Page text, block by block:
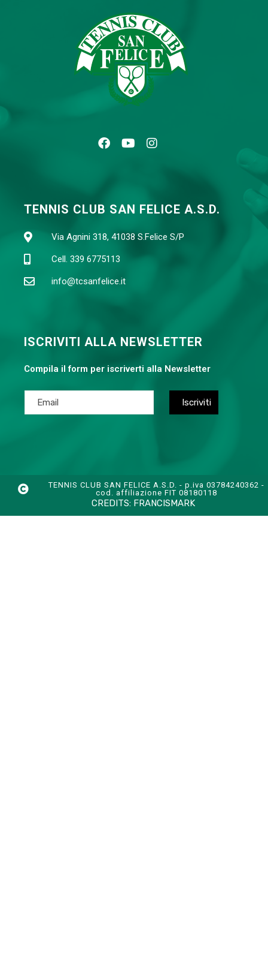
TENNIS CLUB SAN FELICE A.S.D.
Via Agnini 318, 41038 S.Felice S/P
Cell. 339 6775113
info@tcsanfelice.it
ISCRIVITI ALLA NEWSLETTER
Compila il form per iscriverti alla Newsletter
TENNIS CLUB SAN FELICE A.S.D. - p.iva 03784240362 -
cod. affiliazione FIT 08180118
CREDITS: FRANCISMARK